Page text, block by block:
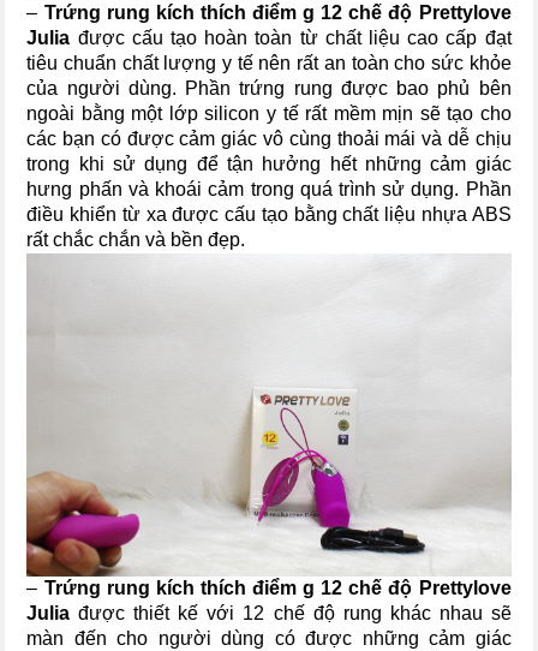
– Trứng rung kích thích điểm g 12 chế độ Prettylove
Julia được cấu tạo hoàn toàn từ chất liệu cao cấp đạt
tiêu chuẩn chất lượng y tế nên rất an toàn cho sức khỏe
của người dùng. Phần trứng rung được bao phủ bên
ngoài bằng một lớp silicon y tế rất mềm mịn sẽ tạo cho
các bạn có được cảm giác vô cùng thoải mái và dễ chịu
trong khi sử dụng để tận hưởng hết những cảm giác
hưng phấn và khoái cảm trong quá trình sử dụng. Phần
điều khiển từ xa được cấu tạo bằng chất liệu nhựa ABS
rất chắc chắn và bền đẹp.
– Trứng rung kích thích điểm g 12 chế độ Prettylove
Julia được thiết kế với 12 chế độ rung khác nhau sẽ
màn đến cho người dùng có được những cảm giác